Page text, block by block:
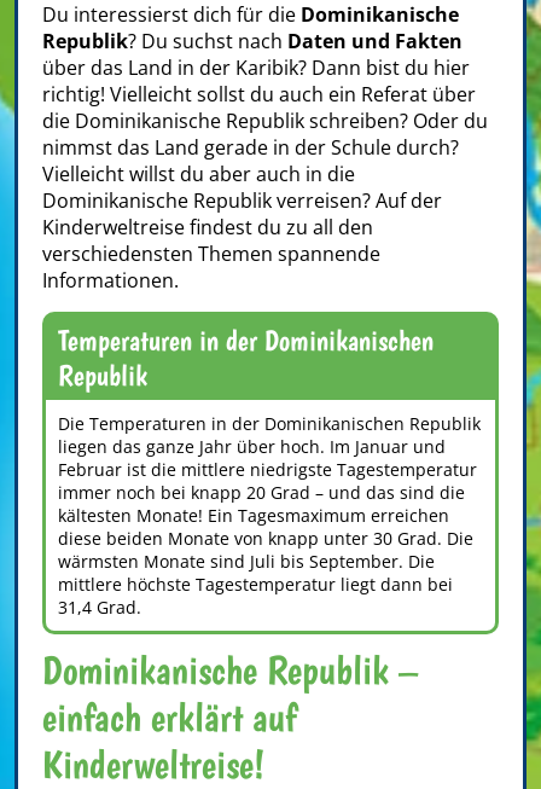
Du interessierst dich für die Dominikanische
Republik? Du suchst nach Daten und Fakten
über das Land in der Karibik? Dann bist du hier
richtig! Vielleicht sollst du auch ein Referat über
die Dominikanische Republik schreiben? Oder du
nimmst das Land gerade in der Schule durch?
Vielleicht willst du aber auch in die
Dominikanische Republik verreisen? Auf der
Kinderweltreise findest du zu all den
verschiedensten Themen spannende
Informationen.
Temperaturen in der Dominikanischen
Republik
Die Temperaturen in der Dominikanischen Republik
liegen das ganze Jahr über hoch. Im Januar und
Februar ist die mittlere niedrigste Tagestemperatur
immer noch bei knapp 20 Grad – und das sind die
kältesten Monate! Ein Tagesmaximum erreichen
diese beiden Monate von knapp unter 30 Grad. Die
wärmsten Monate sind Juli bis September. Die
mittlere höchste Tagestemperatur liegt dann bei
31,4 Grad.
Dominikanische Republik –
einfach erklärt auf
Kinderweltreise!